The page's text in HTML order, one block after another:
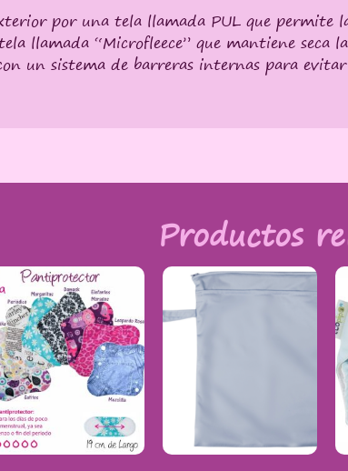
por una tela llamada PUL que
llamada “Microfleece” que mantiene seca
un sistema de barreras internas para
Productos